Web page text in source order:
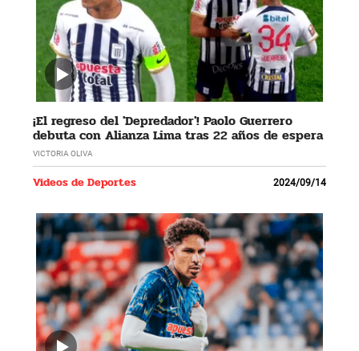
¡El regreso del 'Depredador'! Paolo Guerrero
debuta con Alianza Lima tras 22 años de espera
VICTORIA OLIVA
Videos de Deportes 2024/09/14